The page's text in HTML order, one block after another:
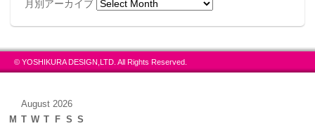
月別アーカイブ
© YOSHIKURA DESIGN,LTD. All Rights Reserved.
August 2026
M T W T F S S